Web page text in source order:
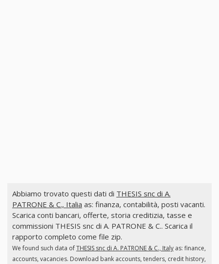
Abbiamo trovato questi dati di THESIS snc di A.
PATRONE & C., Italia as: finanza, contabilità, posti vacanti.
Scarica conti bancari, offerte, storia creditizia, tasse e
commissioni THESIS snc di A. PATRONE & C.. Scarica il
rapporto completo come file zip.
We found such data ofTHESIS snc di A. PATRONE & C., Italyas: finance,
accounts, vacancies. Download bank accounts, tenders, credit history,